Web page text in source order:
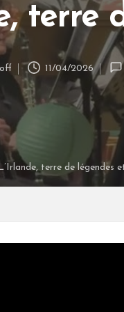
terre
11/04/2026
terre de légendes